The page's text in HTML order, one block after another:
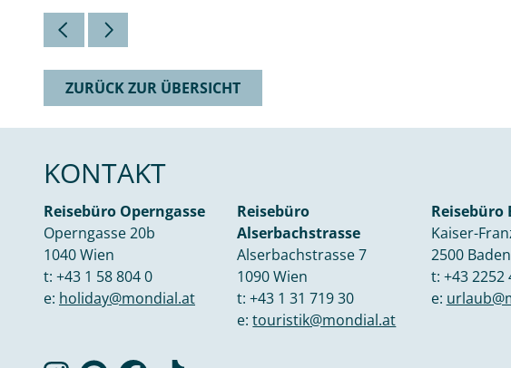
ZURÜCK ZUR ÜBERSICHT
KONTAKT
Reisebüro Operngasse
Operngasse 20b
1040 Wien
t: +43 1 58 804 0
e: holiday@mondial.at
Reisebüro
Alserbachstrasse
Alserbachstrasse 7
1090 Wien
t:+43 1 31 719 30
e:touristik@mondial.at
Reisebüro
Kaiser-
2500 Baden
t: +43 2252
e: